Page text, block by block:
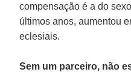
compensação é a do
últimos anos, aumentou
eclesiais.
Sem um parceiro, não